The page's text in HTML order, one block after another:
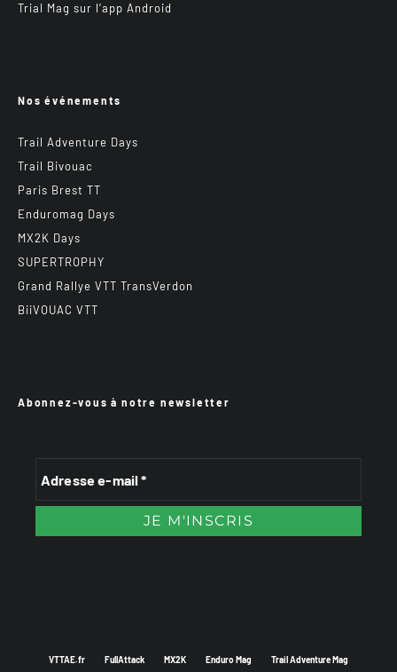
Trial Mag sur l’app Android
Nos événements
Trail Adventure Days
Trail Bivouac
Paris Brest TT
Enduromag Days
MX2K Days
SUPERTROPHY
Grand Rallye VTT TransVerdon
BiiVOUAC VTT
Abonnez-vous à notre newsletter
VTTAE.fr FullAttack MX2K Enduro Mag Trail Adventure Mag